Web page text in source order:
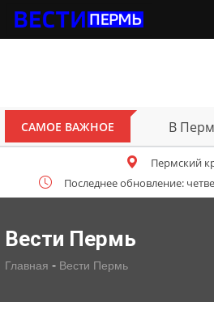
САМОЕ ВАЖНОЕВ Перми открыт
Пермский
Последнее обновление:
Вести Пермь
Главная - Вести Пермь